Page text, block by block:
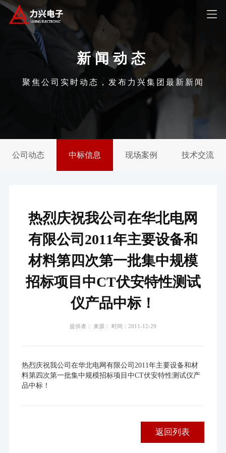
新闻动态
聚焦公司实时动态，发布力兴集团最新新闻
公司动态 中标信息 现场案例 技术交流
热烈庆祝我公司在华北电网
有限公司2011年主要设备和
材料第四次第一批集中规模
招标项目中CT伏安特性测试
仪产品中标！
提供者： 来源： 时间：2011-12-29
热烈庆祝我公司在华北电网有限公司2011年主要设备和材
料第四次第一批集中规模招标项目中CT伏安特性测试仪产
品中标！
返回列表